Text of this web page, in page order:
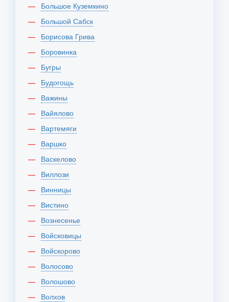
Большое Куземкино
Большой Сабск
Борисова Грива
Боровинка
Бугры
Будогощь
Важины
Вайялово
Вартемяги
Варшко
Васкелово
Виллози
Винницы
Вистино
Вознесенье
Войсковицы
Войскорово
Волосово
Волошово
Волхов